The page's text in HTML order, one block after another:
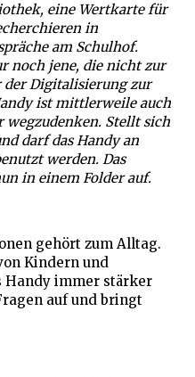
eine Wertkarte für
in
am Schulhof.
noch jene, die nicht zur
der Digitalisierung zur
ist mittlerweile auch
Stellt sich
darf das Handy an
werden. Das
in einem Folder auf.
gehört zum Alltag.
Kindern und
Handy immer stärker
auf und bringt